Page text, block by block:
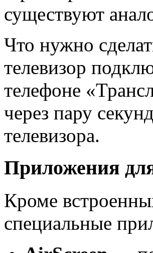
существуют
Что нужно
телевизор
телефоне
через пару
телевизора.
Приложения
Кроме
специальные